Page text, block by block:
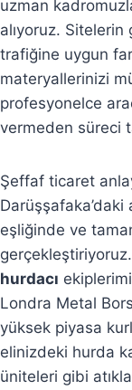
uzman
alıyoruz. Sitelerin
trafiğine uygun
materyallerinizi
profesyonelce
vermeden süreci
Şeffaf ticaret
eşliğinde ve
gerçekleştiriyoruz.
hurdacı
Londra Metal
yüksek piyasa
elinizdeki hurda
üniteleri gibi